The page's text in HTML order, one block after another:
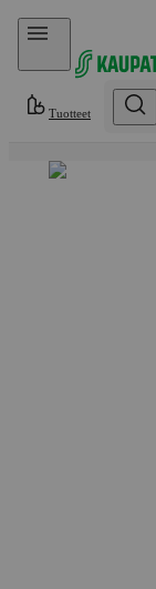
Hyppää sisältöön
Tuotteet